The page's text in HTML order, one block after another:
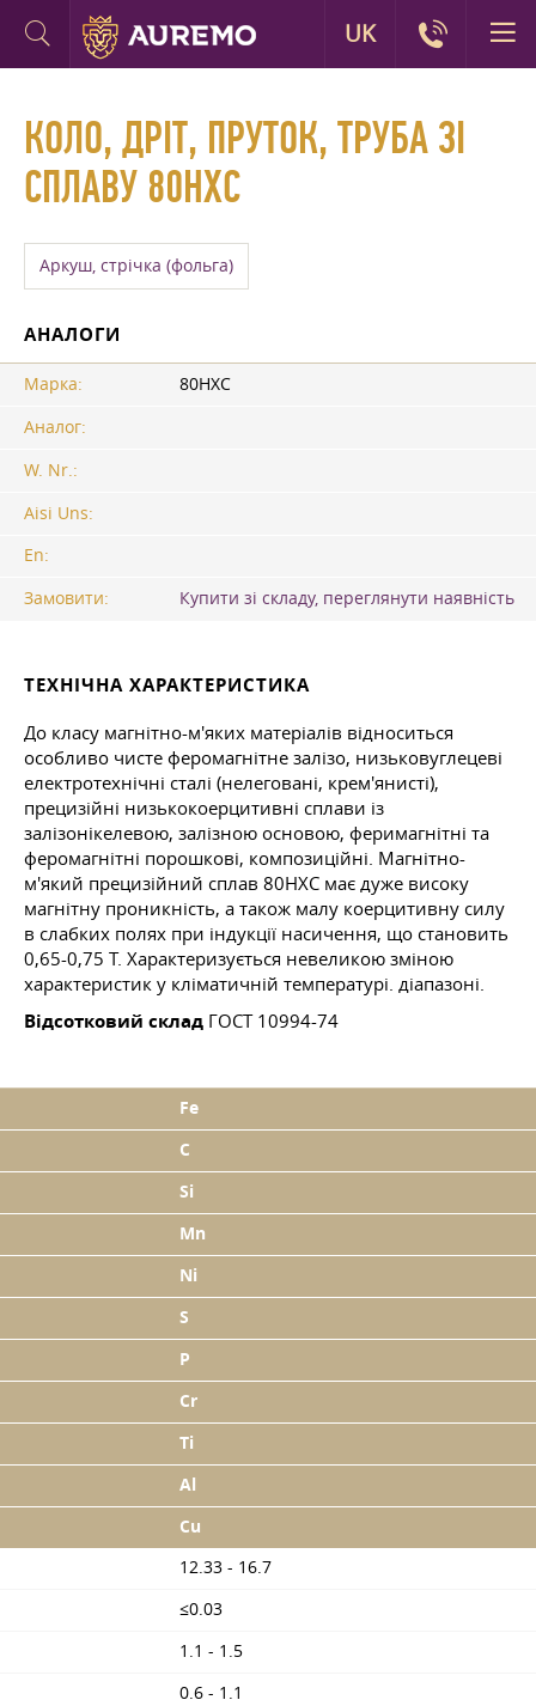
КОЛО, ДРІТ, ПРУТОК, ТРУБА ЗІ
СПЛАВУ 80НХС
Аркуш, стрічка (фольга)
АНАЛОГИ
Марка:
80НХС
Аналог:
W. Nr.:
Aisi Uns:
En:
Замовити:
Купити зі складу, переглянути наявність
ТЕХНІЧНА ХАРАКТЕРИСТИКА
До класу магнітно-м'яких матеріалів відноситься
особливо чисте феромагнітне залізо, низьковуглецеві
електротехнічні сталі (нелеговані, крем'янисті),
прецизійні низькокоерцитивні сплави із
залізонікелевою, залізною основою, феримагнітні та
феромагнітні порошкові, композиційні. Магнітно-
м'який прецизійний сплав 80НХС має дуже високу
магнітну проникність, а також малу коерцитивну силу
в слабких полях при індукції насичення, що становить
0,65-0,75 Т. Характеризується невеликою зміною
характеристик у кліматичній температурі. діапазоні.
Відсотковий склад ГОСТ 10994-74
Fe
C
Si
Mn
Ni
S
P
Cr
Ti
Al
Cu
12.33 - 16.7
≤0.03
1.1 - 1.5
0.6 - 1.1
UK